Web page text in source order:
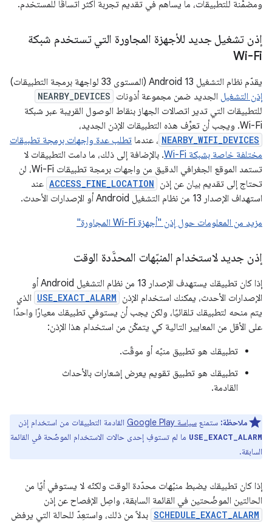
ومضمَّنة للتطبيقات، ما يساهم في تقديم تجربة أكثر اتساقًا للمستخدم.
إذن تشغيل جديد للأجهزة المجاورة التي تستخدم شبكة
Wi-Fi
يقدّم نظام التشغيل Android 13 (المستوى 33 لواجهة برمجة التطبيقات)
إذن التشغيل الجديد ضمن مجموعة أذونات NEARBY_DEVICES
للتطبيقات التي تدير اتصالات الجهاز بنقاط الوصول القريبة عبر شبكة
Wi-Fi. ويجب أن تعرِّف هذه التطبيقات الإذن الجديد،
NEARBY_WIFI_DEVICES ، عندما تطلب عدة واجهات برمجة تطبيقات
مختلفة خاصة بشبكة Wi-Fi
. بالإضافة إلى ذلك، ما دامت التطبيقات لا
تستمد الموقع الجغرافي الدقيق من واجهات برمجة تطبيقات Wi-Fi، لن
تحتاج إلى تقديم بيان عن إذن ACCESS_FINE_LOCATION عند
استهداف الإصدار 13 من نظام التشغيل Android أو الإصدارات الأحدث.
مزيد من المعلومات حول إذن "أجهزة Wi-Fi المجاورة"
إذن جديد لاستخدام المنبّهات المحدَّدة الوقت
إذا كان تطبيقك يستهدف الإصدار 13 من نظام التشغيل Android أو
الإصدارات الأحدث، يمكنك استخدام الإذن USE_EXACT_ALARM الذي
يتم منحه لتطبيقك تلقائيًا، ولكن يجب أن يستوفي تطبيقك معيارًا واحدًا
على الأقل من المعايير التالية كي يتمكّن من استخدام هذا الإذن:
تطبيقك هو تطبيق منبّه أو موقّت.
تطبيقك هو تطبيق تقويم يعرض إشعارات بالأحداث
القادمة.
ملاحظة: ستمنع سياسة Google Play القادمة التطبيقات من استخدام إذن
USE_EXACT_ALARM ما لم تستوفِ إحدى حالات الاستخدام الموضّحة في القائمة
السابقة.
إذا كان تطبيقك يضبط منبّهات محدّدة الوقت ولكنّه لا يستوفي أيًا من
الحالتين الموضّحتين في القائمة السابقة، واصِل الإفصاح عن إذن
SCHEDULE_EXACT_ALARM بدلاً من ذلك، واستعِدّ للحالة التي يرفض